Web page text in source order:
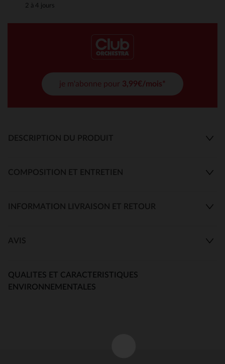
2 à 4 jours
je m'abonne pour 3,99€/mois*
DESCRIPTION DU PRODUIT
COMPOSITION ET ENTRETIEN
INFORMATION LIVRAISON ET RETOUR
AVIS
QUALITES ET CARACTERISTIQUES
ENVIRONNEMENTALES